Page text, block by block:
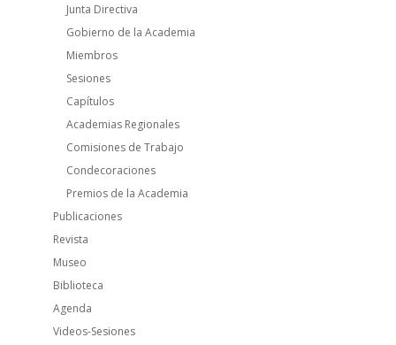
Junta Directiva
Gobierno de la Academia
Miembros
Sesiones
Capítulos
Academias Regionales
Comisiones de Trabajo
Condecoraciones
Premios de la Academia
Publicaciones
Revista
Museo
Biblioteca
Agenda
Videos-Sesiones